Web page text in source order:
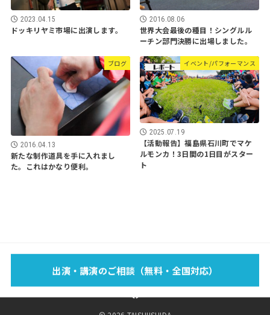
2023.04.15
ドッキリヤミ市場に出演します。
2016.08.06
世界大会最後の種目！シングルル
ーチン部門決勝に出場しました。
ブログ
2016.04.13
新たな制作道具を手に入れまし
た。これはかなり便利。
イベント/パフォーマンス
2025.07.19
【活動報告】福島県石川町でマケ
ルモンカ！3日間の1日目がスター
ト
出演・講演のご相談（無料・全国対応）
FOOTBAG？
BLOG SPONSOR SHOP CONTACT